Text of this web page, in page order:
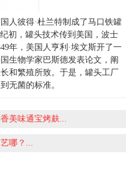
人彼得·杜兰特制成了马口铁罐
初，罐头技术传到美国，波士
年，美国人亨利·埃文斯开了一
生物学家巴斯德发表论文，阐
和繁殖所致。于是，罐头工厂
无菌的标准。
美味通宝烤麸...
哪？...